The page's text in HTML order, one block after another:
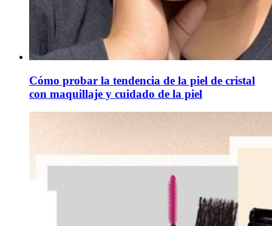
Cómo probar la tendencia de la piel de cristal
con maquillaje y cuidado de la piel